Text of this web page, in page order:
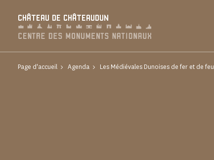
CHÂTEAU DE CHÂTEAUDUN
Page d'accueil Agenda Les Médiévales Dunoises de fer et de feu